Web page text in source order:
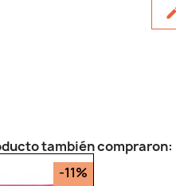
también compraron:
-11%